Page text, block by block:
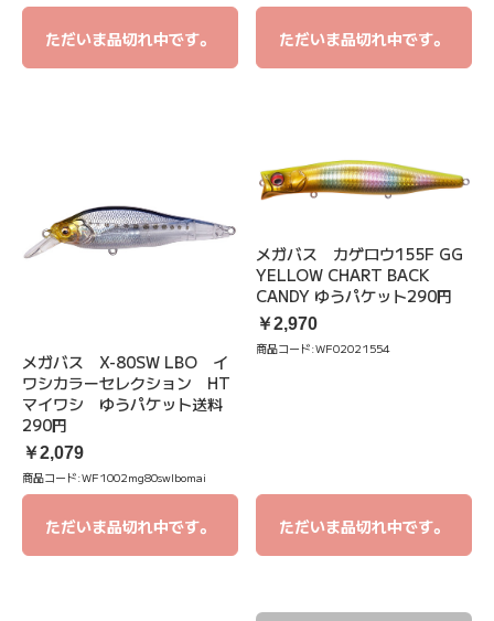
ただいま品切れ中です。 ただいま品切れ中です。
メガバス X-80SW LBO イ
ワシカラーセレクション HT
マイワシ ゆうパケット送料
290円
￥2,079
商品コード:WF1002mg80swlbomai
ただいま品切れ中です。
メガバス カゲロウ155F GG
YELLOW CHART BACK
CANDY ゆうパケット290円
￥2,970
商品コード:WF02021554
ただいま品切れ中です。